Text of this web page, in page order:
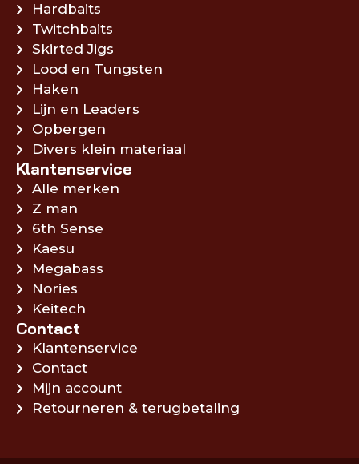
Hardbaits
Twitchbaits
Skirted Jigs
Lood en Tungsten
Haken
Lijn en Leaders
Opbergen
Divers klein materiaal
Klantenservice
Alle merken
Z man
6th Sense
Kaesu
Megabass
Nories
Keitech
Contact
Klantenservice
Contact
Mijn account
Retourneren & terugbetaling